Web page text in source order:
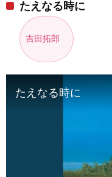
たえなる時に
吉田拓郎
たえなる時に